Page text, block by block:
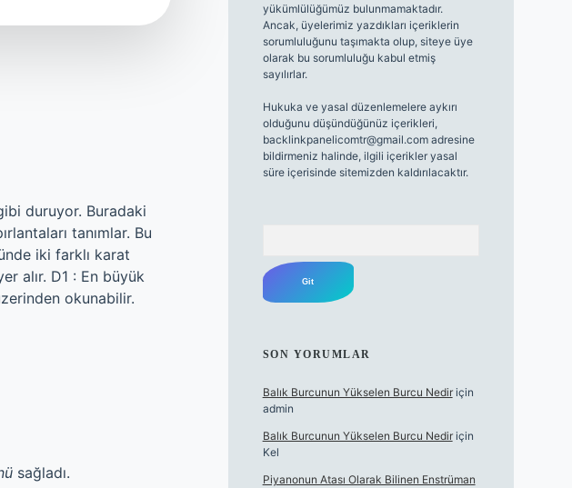
duruyor. Buradaki
tanımlar. Bu
iki farklı karat
alır. D1 : En büyük
okunabilir.
sağladı.
yükümlülüğümüz bulunmamaktadır.
Ancak, üyelerimiz yazdıkları içeriklerin
sorumluluğunu taşımakta olup, siteye üye
olarak bu sorumluluğu kabul etmiş
sayılırlar.
Hukuka ve yasal düzenlemelere aykırı
olduğunu düşündüğünüz içerikleri,
backlinkpanelicomtr@gmail.comadresine
bildirmeniz halinde, ilgili içerikler yasal
süre içerisinde sitemizden kaldırılacaktır.
SON YORUMLAR
Balık Burcunun Yükselen Burcu Nediriçin
admin
Balık Burcunun Yükselen Burcu Nediriçin
Kel
Piyanonun Atası Olarak Bilinen Enstrüman